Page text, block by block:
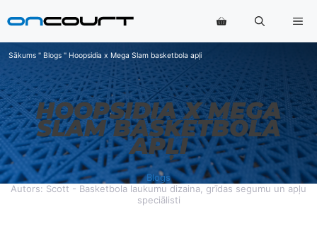
uz
Sākums " Blogs " Hoopsidia x Mega Slam basketbola apļi
HOOPSIDIA X MEGA
SLAM BASKETBOLA
APĻI
Blogs
Autors: Scott - Basketbola laukumu dizaina, grīdas segumu un apļu
speciālisti